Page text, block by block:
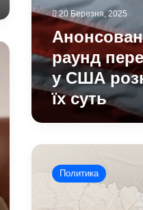
20 Березня, 2025
раунд
у США
їх суть
Яким
наступний
Политика